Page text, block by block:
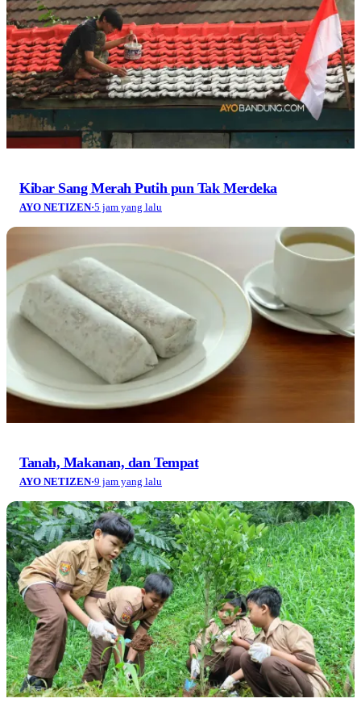
Kibar Sang Merah Putih pun Tak Merdeka
AYO NETIZEN·5 jam yang lalu
Tanah, Makanan, dan Tempat
AYO NETIZEN·9 jam yang lalu